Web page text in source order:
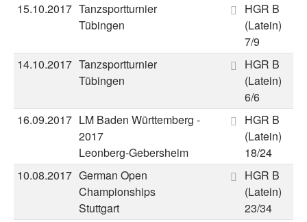
15.10.2017 Tanzsportturnier
Tübingen
HGR B
(Latein)
7/9
14.10.2017 Tanzsportturnier
Tübingen
HGR B
(Latein)
6/6
16.09.2017 LM Baden Württemberg -
2017
Leonberg-Gebersheim
HGR B
(Latein)
18/24
10.08.2017 German Open
Championships
Stuttgart
HGR B
(Latein)
23/34